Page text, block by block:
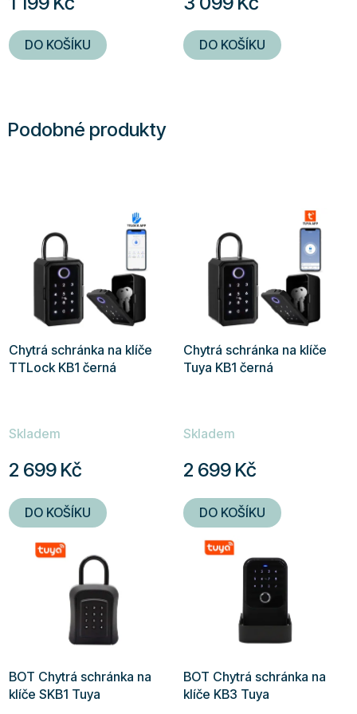
DO KOŠÍKU DO KOŠÍKU
Podobné produkty
Chytrá schránka na klíče
TTLock KB1 černá
Skladem
2 699 Kč
DO KOŠÍKU
Chytrá schránka na klíče
Tuya KB1 černá
Skladem
2 699 Kč
DO KOŠÍKU
BOT Chytrá schránka na
klíče SKB1 Tuya
BOT Chytrá schránka na
klíče KB3 Tuya